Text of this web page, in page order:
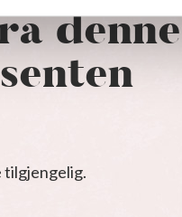
denne
tilgjengelig.